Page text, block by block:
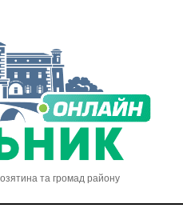
та громад району